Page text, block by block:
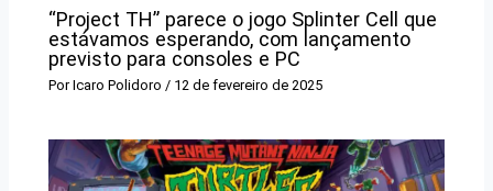
“Project TH” parece o jogo Splinter Cell que
estávamos esperando, com lançamento
previsto para consoles e PC
PorIcaro Polidoro/ 12 de fevereiro de 2025